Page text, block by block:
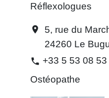
Réflexologues
location_on
5, rue du
24260 Le
phone +33 5 53 08 53
Ostéopathe